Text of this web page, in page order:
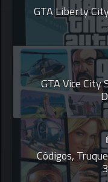
GTA Liberty
GTA Vice City
Códigos,